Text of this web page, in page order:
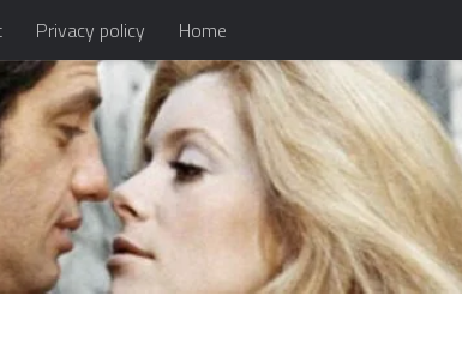
Privacy policy Home